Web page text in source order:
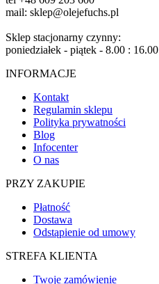
mail: sklep@olejefuchs.pl
Sklep stacjonarny czynny:
poniedziałek - piątek - 8.00 : 16.00
INFORMACJE
Kontakt
Regulamin sklepu
Polityka prywatności
Blog
Infocenter
O nas
PRZY ZAKUPIE
Płatność
Dostawa
Odstąpienie od umowy
STREFA KLIENTA
Twoje zamówienie